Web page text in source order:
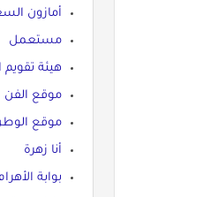
أمازون
مستعمل
هيئة تقويم
موقع الفن
موقع
أنا زهرة
بوابة